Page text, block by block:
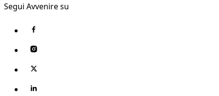
Segui Avvenire su